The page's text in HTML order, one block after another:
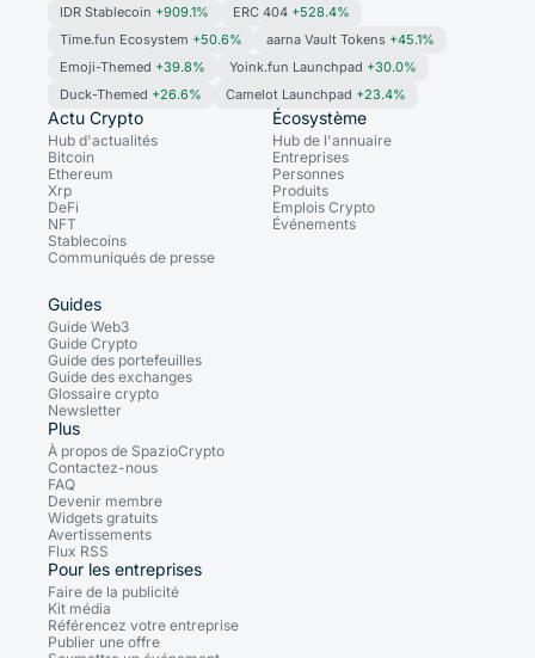
IDR Stablecoin +909.1% ERC 404 +528.4%
Time.fun Ecosystem +50.6% aarna Vault Tokens +45.1%
Emoji-Themed +39.8% Yoink.fun Launchpad +30.0%
Duck-Themed +26.6% Camelot Launchpad +23.4%
Actu Crypto
Hub d'actualités
Bitcoin
Ethereum
Xrp
DeFi
NFT
Stablecoins
Communiqués de presse
Écosystème
Hub de l'annuaire
Entreprises
Personnes
Produits
Emplois Crypto
Événements
Guides
Guide Web3
Guide Crypto
Guide des portefeuilles
Guide des exchanges
Glossaire crypto
Newsletter
Plus
À propos de SpazioCrypto
Contactez-nous
FAQ
Devenir membre
Widgets gratuits
Avertissements
Flux RSS
Pour les entreprises
Faire de la publicité
Kit média
Référencez votre entreprise
Publier une offre